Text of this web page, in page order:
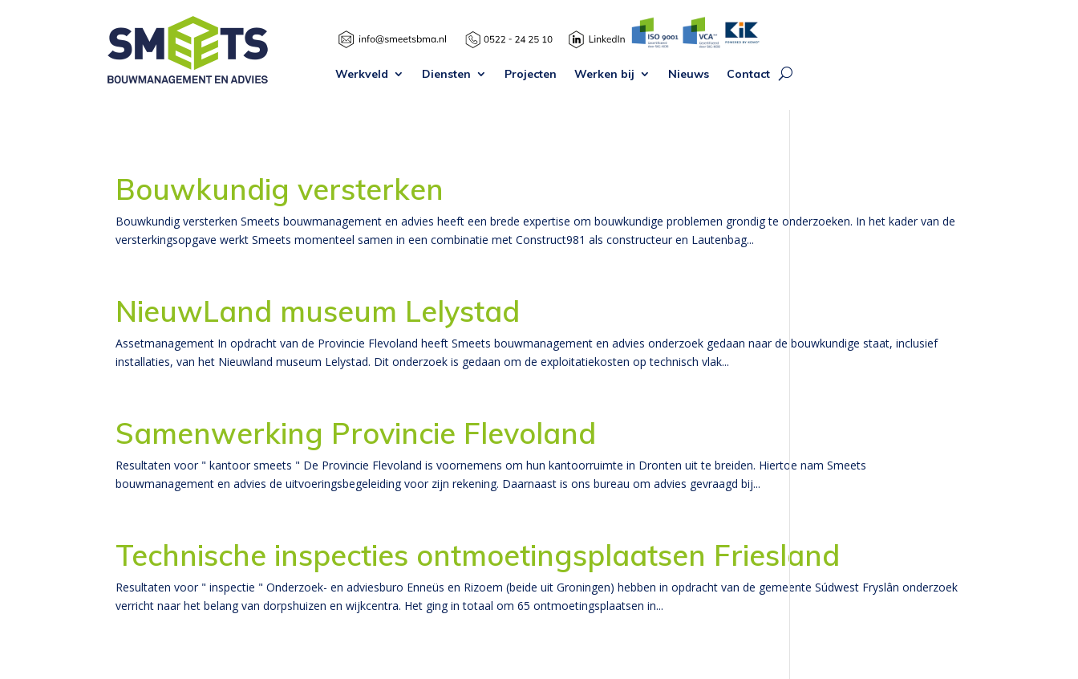
Werkveld Diensten Projecten Werken bij Nieuws Contact
Bouwkundig versterken
Bouwkundig versterken Smeets bouwmanagement en advies heeft een brede expertise om bouwkundige problemen grondig te onderzoeken. In het kader van de
versterkingsopgave werkt Smeets momenteel samen in een combinatie met Construct981 als constructeur en Lautenbag...
NieuwLand museum Lelystad
Assetmanagement In opdracht van de Provincie Flevoland heeft Smeets bouwmanagement en advies onderzoek gedaan naar de bouwkundige staat, inclusief
installaties, van het Nieuwland museum Lelystad. Dit onderzoek is gedaan om de exploitatiekosten op technisch vlak...
Samenwerking Provincie Flevoland
Resultaten voor " kantoor smeets " De Provincie Flevoland is voornemens om hun kantoorruimte in Dronten uit te breiden. Hiertoe nam Smeets
bouwmanagement en advies de uitvoeringsbegeleiding voor zijn rekening. Daarnaast is ons bureau om advies gevraagd bij...
Technische inspecties ontmoetingsplaatsen Friesland
Resultaten voor " inspectie " Onderzoek- en adviesburo Enneüs en Rizoem (beide uit Groningen) hebben in opdracht van de gemeente Súdwest Fryslân onderzoek
verricht naar het belang van dorpshuizen en wijkcentra. Het ging in totaal om 65 ontmoetingsplaatsen in...